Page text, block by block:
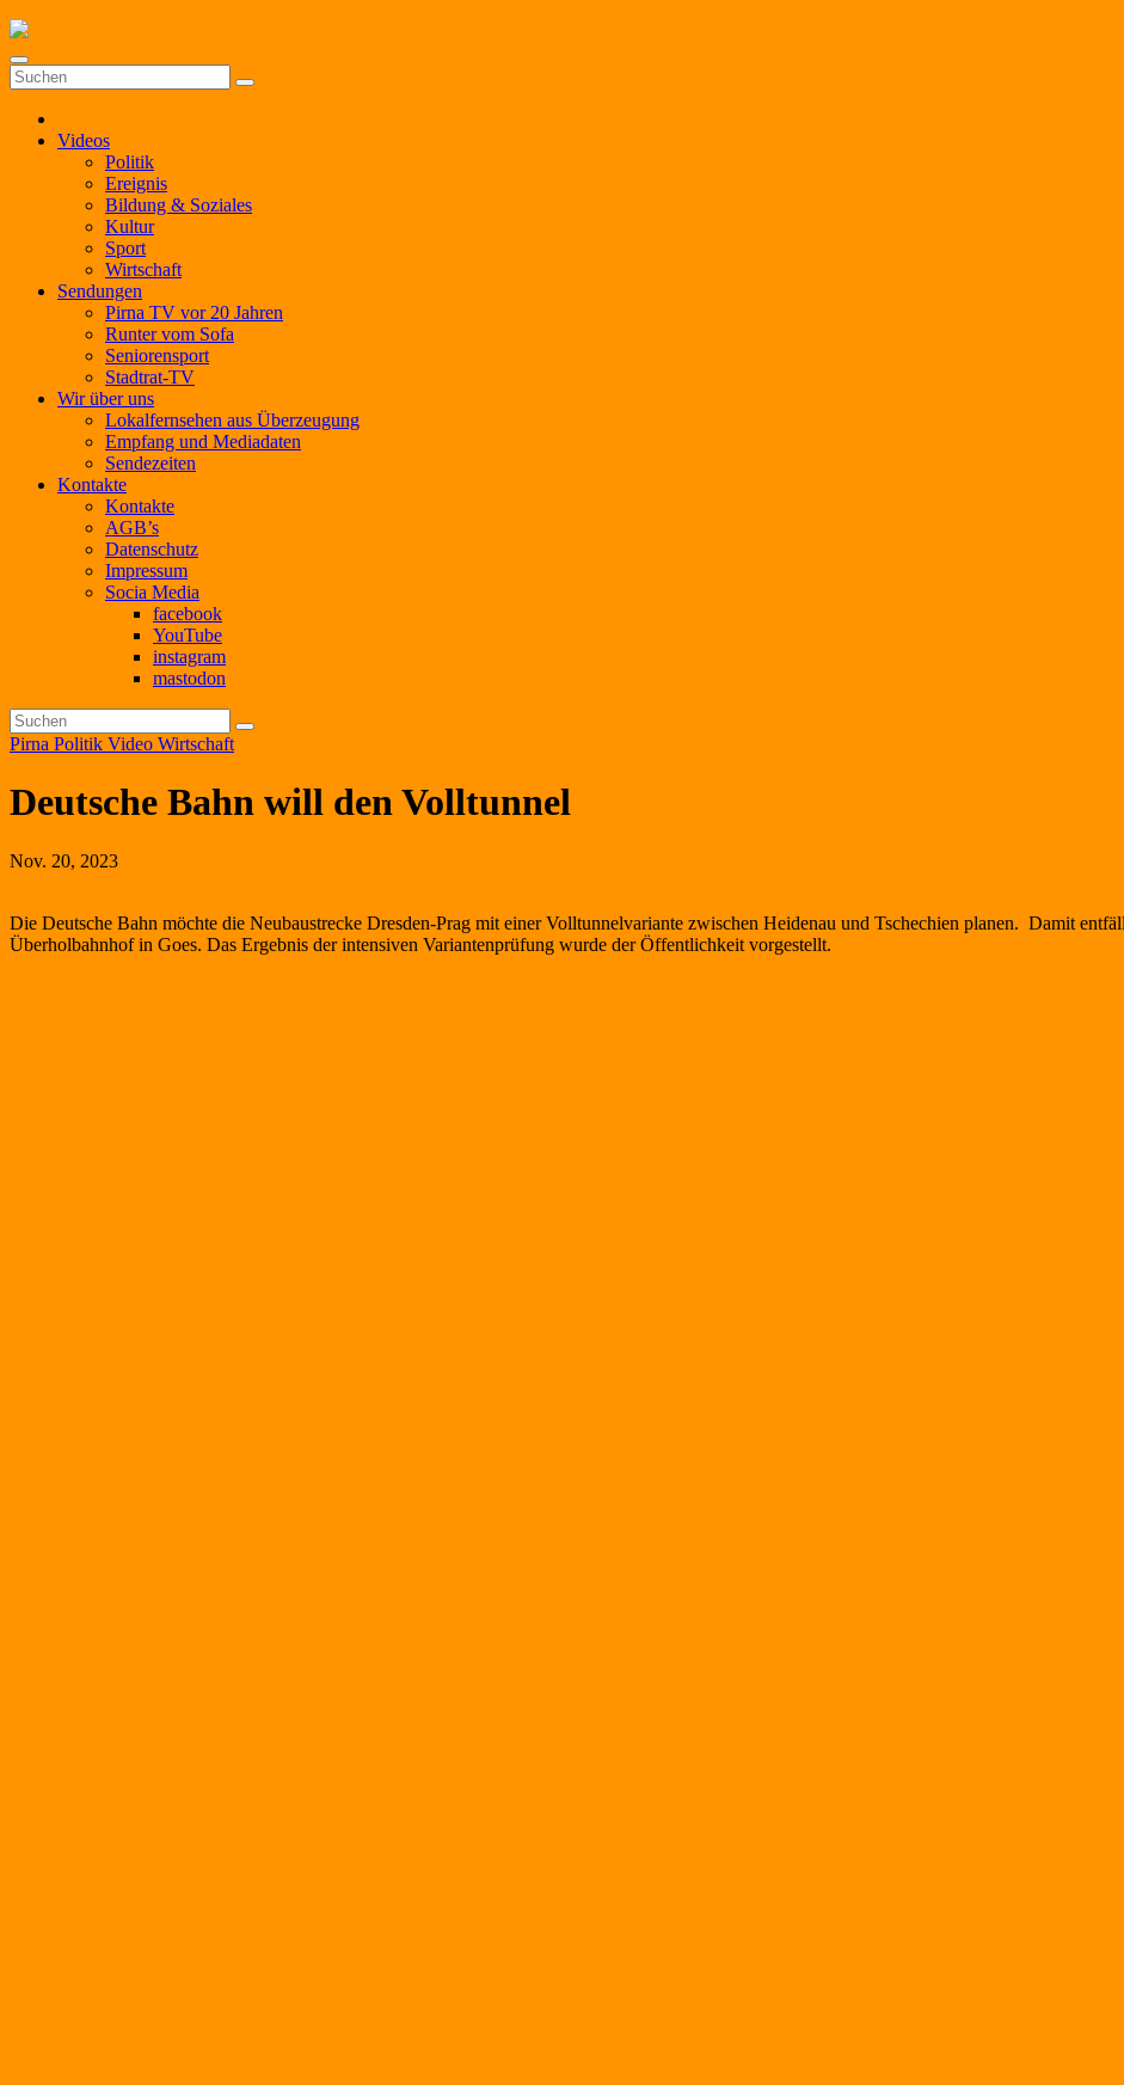
Zum
Inhalt
springen
Videos
Politik
Ereignis
Bildung & Soziales
Kultur
Sport
Wirtschaft
Sendungen
Pirna TV vor 20 Jahren
Runter vom Sofa
Seniorensport
Stadtrat-TV
Wir über uns
Lokalfernsehen aus Überzeugung
Empfang und Mediadaten
Sendezeiten
Kontakte
Kontakte
AGB’s
Datenschutz
Impressum
Socia Media
facebook
YouTube
instagram
mastodon
Pirna Politik Video Wirtschaft
Deutsche Bahn will den Volltunnel
Nov. 20, 2023
Die Deutsche Bahn möchte die Neubaustrecke Dresden-Prag mit einer Volltunnelvariante zwischen Heidenau und Tschechien planen. Damit
Überholbahnhof in Goes. Das Ergebnis der intensiven Variantenprüfung wurde der Öffentlichkeit vorgestellt.